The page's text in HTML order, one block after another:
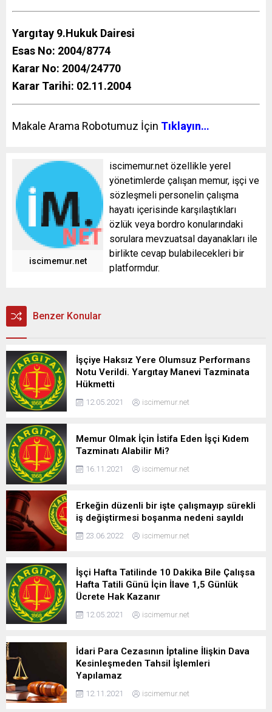
Yargıtay 9.Hukuk Dairesi
Esas No: 2004/8774
Karar No: 2004/24770
Karar Tarihi: 02.11.2004
Makale Arama Robotumuz İçin Tıklayın…
iscimemur.net
iscimemur.net özellikle yerel
yönetimlerde çalışan memur, işçi ve
sözleşmeli personelin çalışma
hayatı içerisinde karşılaştıkları
özlük veya bordro konularındaki
sorulara mevzuatsal dayanakları ile
birlikte cevap bulabilecekleri bir
platformdur.
Benzer Konular
İşçiye Haksız Yere Olumsuz Performans
Notu Verildi. Yargıtay Manevi Tazminata
Hükmetti
12.05.2021 iscimemur.net
Memur Olmak İçin İstifa Eden İşçi Kıdem
Tazminatı Alabilir Mi?
16.11.2021 iscimemur.net
Erkeğin düzenli bir işte çalışmayıp sürekli
iş değiştirmesi boşanma nedeni sayıldı
23.06.2022 iscimemur.net
İşçi Hafta Tatilinde 10 Dakika Bile Çalışsa
Hafta Tatili Günü İçin İlave 1,5 Günlük
Ücrete Hak Kazanır
12.05.2021 iscimemur.net
İdari Para Cezasının İptaline İlişkin Dava
Kesinleşmeden Tahsil İşlemleri
Yapılamaz
12.11.2021 iscimemur.net